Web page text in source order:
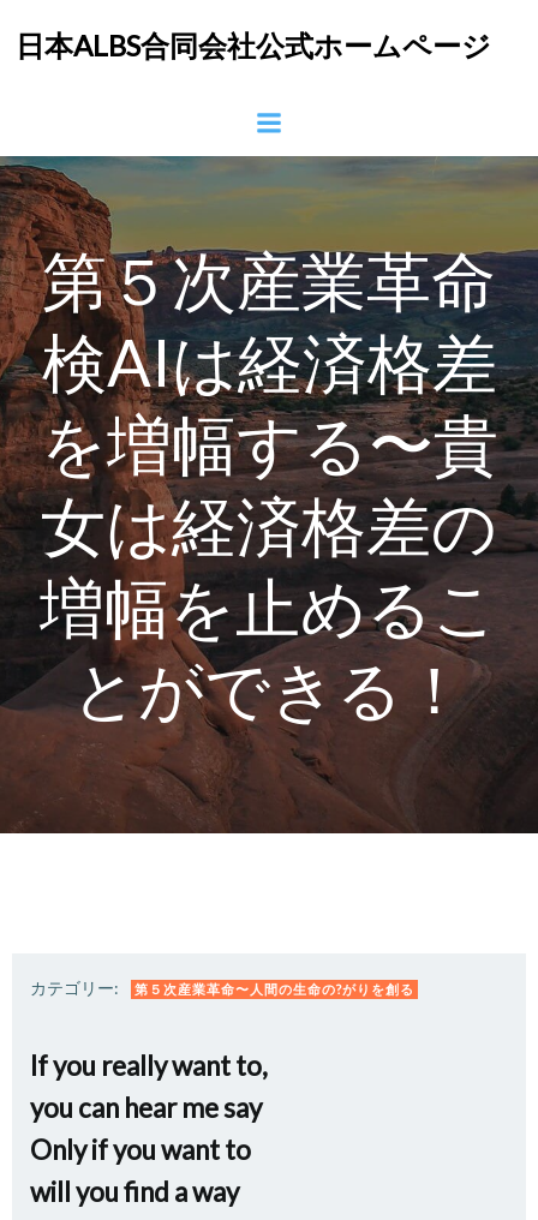
ン
ツ
へ
ス
プ
日本ALBS合同会社公式ホームページ
第５次産業革命
検AIは経済格差
を増幅する〜貴
女は経済格差の
増幅を止めるこ
とができる！
カテゴリー: 第５次産業革命〜人間の生命の?がりを創る
If you really want to,
you can hear me say
Only if you want to
will you find a way